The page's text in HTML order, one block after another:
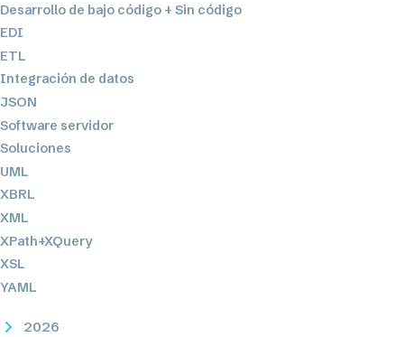
Desarrollo de bajo código + Sin código
EDI
ETL
Integración de datos
JSON
Software servidor
Soluciones
UML
XBRL
XML
XPath+XQuery
XSL
YAML
2026